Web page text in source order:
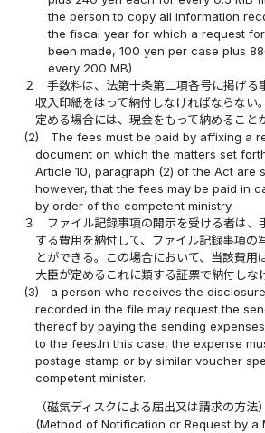
the person to copy all information
the fiscal year for which a request
been made, 100 yen per case plus
every 200 MB)
２
手数料は、法第十条第二項各号に掲げる
収入印紙をはって納付しなければならない
定める場合には、現金をもって納めること
(2)
The fees must be paid by affixing a
document on which the matters set
Article 10, paragraph (2) of the Act are
however, that the fees may be paid in
by order of the competent ministry.
３
ファイル記録事項の開示を受ける者は、
する費用を納付して、ファイル記録事項の
とができる。この場合において、当該費用
大臣が定めるこれに類する証票で納付しな
(3)
a person who receives the
recorded in the file may request the
thereof by paying the sending
to the fees.In this case, the expense
postage stamp or by similar voucher
competent minister.
（磁気ディスクによる届出又は請求の方法）
(Method of Notification or Request by a